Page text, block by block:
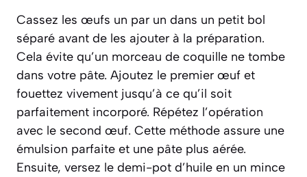
Cassez les œufs un par un dans un petit bol
séparé avant de les ajouter à la préparation.
Cela évite qu’un morceau de coquille ne tombe
dans votre pâte. Ajoutez le premier œuf et
fouettez vivement jusqu’à ce qu’il soit
parfaitement incorporé. Répétez l’opération
avec le second œuf. Cette méthode assure une
émulsion parfaite et une pâte plus aérée.
Ensuite, versez le demi-pot d’huile en un mince